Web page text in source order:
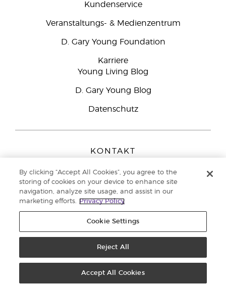
Kundenservice
Veranstaltungs- & Medienzentrum
D. Gary Young Foundation
Karriere
Young Living Blog
D. Gary Young Blog
Datenschutz
KONTAKT
Peizerweg 97
9727 AJ Groningen
Netherlands
Kundenservice:08000-825049
Datenschutzerklärung
By clicking “Accept All Cookies”, you agree to the
storing of cookies on your device to enhance site
navigation, analyze site usage, and assist in our
marketing efforts.
Privacy Policy
Cookie Settings
Reject All
Accept All Cookies